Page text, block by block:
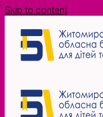
Skip to content